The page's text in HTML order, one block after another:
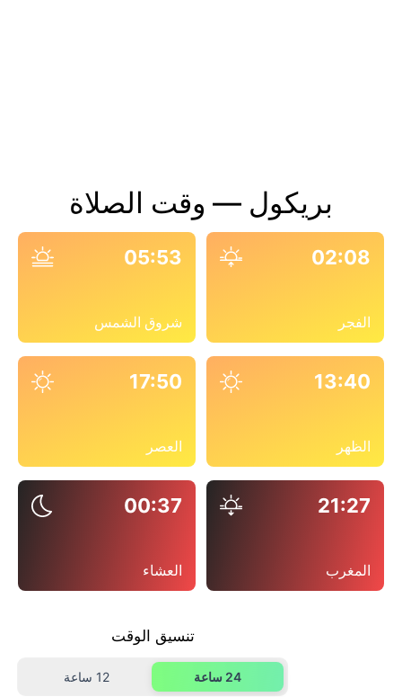
بريكول — وقت الصلاة
02:08
الفجر
05:53
شروق الشمس
13:40
الظهر
17:50
العصر
21:27
المغرب
00:37
العشاء
تنسيق الوقت
24 ساعة 12 ساعة